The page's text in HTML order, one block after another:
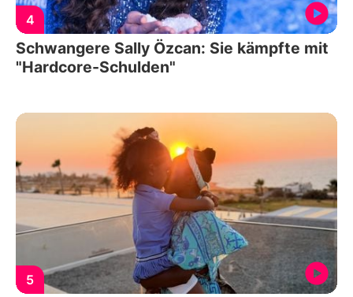
4
Schwangere Sally Özcan: Sie kämpfte mit
"Hardcore-Schulden"
5